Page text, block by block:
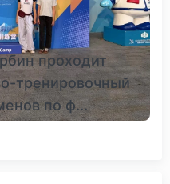
проходит
тренировочный
по ф...